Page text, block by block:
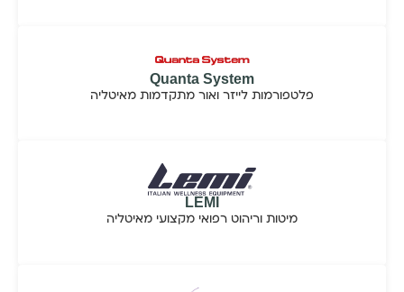
Quanta System
פלטפורמות לייזר ואור מתקדמות מאיטליה
LEMI
מיטות וריהוט רפואי מקצועי מאיטליה